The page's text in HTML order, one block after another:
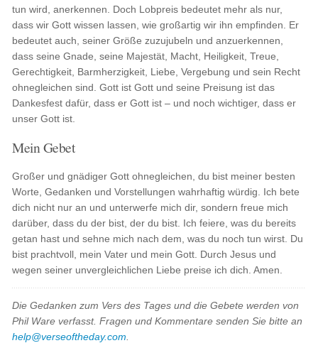
tun wird, anerkennen. Doch Lobpreis bedeutet mehr als nur,
dass wir Gott wissen lassen, wie großartig wir ihn empfinden. Er
bedeutet auch, seiner Größe zuzujubeln und anzuerkennen,
dass seine Gnade, seine Majestät, Macht, Heiligkeit, Treue,
Gerechtigkeit, Barmherzigkeit, Liebe, Vergebung und sein Recht
ohnegleichen sind. Gott ist Gott und seine Preisung ist das
Dankesfest dafür, dass er Gott ist – und noch wichtiger, dass er
unser Gott ist.
Mein Gebet
Großer und gnädiger Gott ohnegleichen, du bist meiner besten
Worte, Gedanken und Vorstellungen wahrhaftig würdig. Ich bete
dich nicht nur an und unterwerfe mich dir, sondern freue mich
darüber, dass du der bist, der du bist. Ich feiere, was du bereits
getan hast und sehne mich nach dem, was du noch tun wirst. Du
bist prachtvoll, mein Vater und mein Gott. Durch Jesus und
wegen seiner unvergleichlichen Liebe preise ich dich. Amen.
Die Gedanken zum Vers des Tages und die Gebete werden von
Phil Ware verfasst. Fragen und Kommentare senden Sie bitte an
help@verseoftheday.com